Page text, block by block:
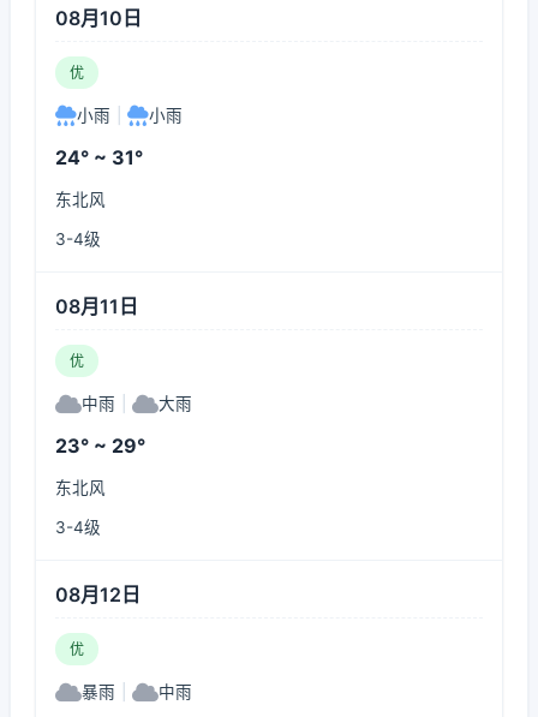
08月10日
优
小雨 小雨
24° ~ 31°
东北风
3-4级
08月11日
优
中雨 大雨
23° ~ 29°
东北风
3-4级
08月12日
优
暴雨 中雨